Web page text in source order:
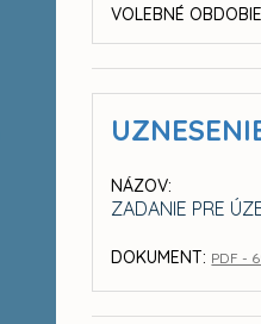
VOLEBNÉ
NÁZOV:
ZADANIE PRE
DOKUMENT: PDF -